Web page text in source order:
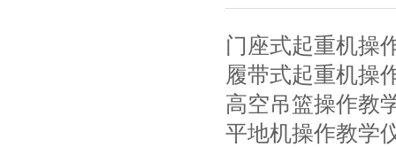
门座式起重机操
履带式起重机操
高空吊篮操作教
平地机操作教学